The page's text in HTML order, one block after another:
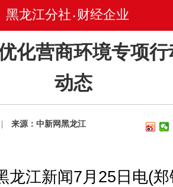
黑龙江分社 • 财经企业
化营商环境专项
动态
来源：中新网黑龙江
江新闻7月25日电(郑